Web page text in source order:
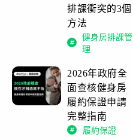
排課衝突的3個
方法
健身房排課管
理
2026年政府全
面查核健身房
履約保證申請
完整指南
履約保證